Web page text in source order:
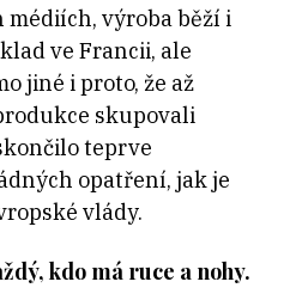
výroba běží i
ve Francii, ale
jiné i proto, že až
skupovali
teprve
opatření, jak je
vlády.
kdo má ruce a nohy.